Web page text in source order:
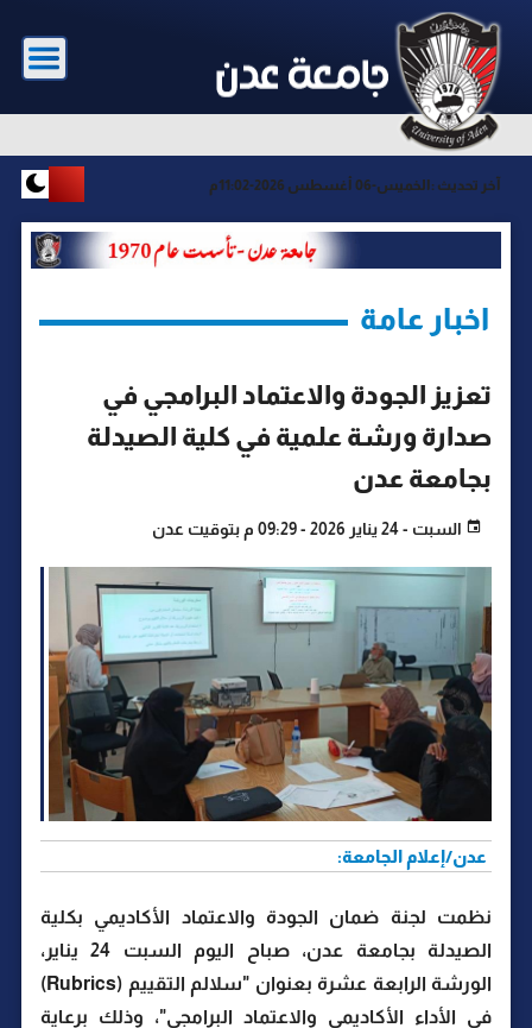
آخر تحديث : الخميس-06 أغسطس 2026-11:02م
اخبار عامة
تعزيز الجودة والاعتماد البرامجي في
صدارة ورشة علمية في كلية الصيدلة
بجامعة عدن
السبت - 24 يناير 2026 - 09:29 م بتوقيت عدن
عدن/إعلام الجامعة:
نظمت لجنة ضمان الجودة والاعتماد الأكاديمي بكلية
الصيدلة بجامعة عدن، صباح اليوم السبت 24 يناير،
الورشة الرابعة عشرة بعنوان "سلالم التقييم (Rubrics)
في الأداء الأكاديمي والاعتماد البرامجي"، وذلك برعاية